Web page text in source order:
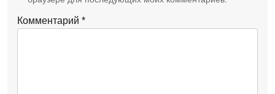
Комментарий *